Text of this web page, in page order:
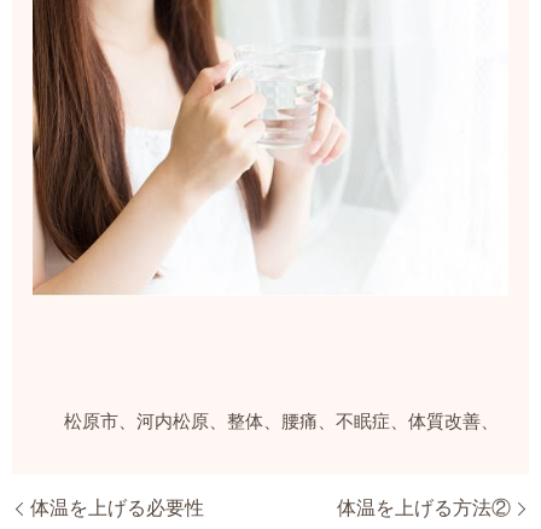
松原市、河内松原、整体、腰痛、不眠症、体質改善、
体温を上げる必要性 体温を上げる方法②